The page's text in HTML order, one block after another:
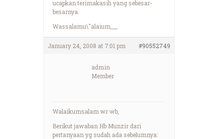
ucapkan terimakasih yang sebesar-
besarnya.
Wassalamu\"alaium,,,,,
January 24, 2008 at 7:01 pm #90552749
admin
Member
Walaikumsalam wr wb,
Berikut jawaban Hb Munzir dari
pertanyaan yg sudah ada sebelumnya: